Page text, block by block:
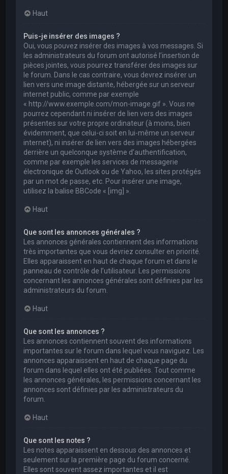
Haut
Puis-je insérer des images ?
Oui, vous pouvez insérer des images à vos messages. Si
les administrateurs du forum ont autorisé l’insertion de
pièces jointes, vous pourrez transférer des images sur
le forum. Dans le cas contraire, vous devrez insérer un
lien vers une image distante, hébergée sur un serveur
internet public, comme par exemple
« http://www.exemple.com/mon-image.gif ». Vous ne
pourrez cependant ni insérer de lien vers des images
présentes sur votre propre ordinateur (à moins, bien
évidemment, que celui-ci soit en lui-même un serveur
internet), ni insérer de lien vers des images hébergées
derrière un quelconque système d’authentification,
comme par exemple les services de messagerie
électronique de Outlook ou de Yahoo, les sites protégés
par un mot de passe, etc. Pour insérer une image,
utilisez la balise BBCode « [img] ».
Haut
Que sont les annonces générales ?
Les annonces générales contiennent des informations
très importantes que vous devriez consulter en priorité.
Elles apparaissent en haut de chaque forum et dans le
panneau de contrôle de l’utilisateur. Les permissions
concernant les annonces générales sont définies par les
administrateurs du forum.
Haut
Que sont les annonces ?
Les annonces contiennent souvent des informations
importantes sur le forum dans lequel vous naviguez. Les
annonces apparaissent en haut de chaque page du
forum dans lequel elles ont été publiées. Tout comme
les annonces générales, les permissions concernant les
annonces sont définies par les administrateurs du
forum.
Haut
Que sont les notes ?
Les notes apparaissent en dessous des annonces et
seulement sur la première page du forum concerné.
Elles sont souvent assez importantes et il est